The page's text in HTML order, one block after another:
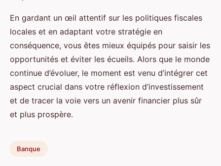
En gardant un œil attentif sur les politiques fiscales
locales et en adaptant votre stratégie en
conséquence, vous êtes mieux équipés pour saisir les
opportunités et éviter les écueils. Alors que le monde
continue d’évoluer, le moment est venu d’intégrer cet
aspect crucial dans votre réflexion d’investissement
et de tracer la voie vers un avenir financier plus sûr
et plus prospère.
Banque